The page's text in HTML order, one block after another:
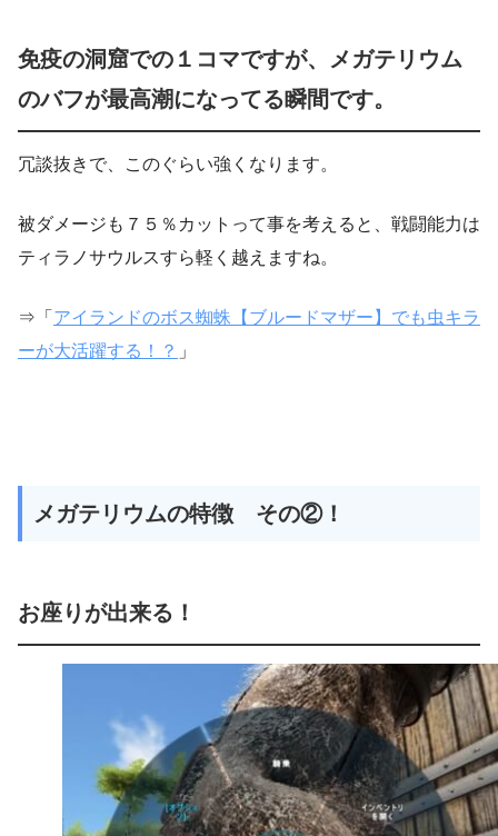
免疫の洞窟での１コマですが、メガテリウム
のバフが最高潮になってる瞬間です。
冗談抜きで、このぐらい強くなります。
被ダメージも７５％カットって事を考えると、戦闘能力は
ティラノサウルスすら軽く越えますね。
⇒「 アイランドのボス蜘蛛【ブルードマザー】でも虫キラ
ーが大活躍する！？ 」
メガテリウムの特徴 その②！
お座りが出来る！